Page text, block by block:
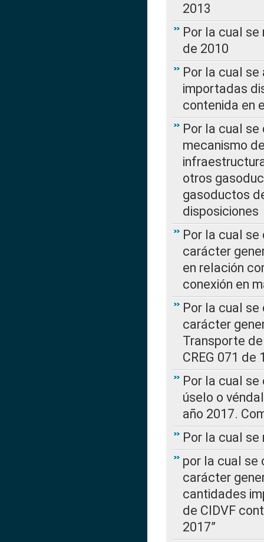
2013
Por la cual se
de 2010
Por la cual
importadas
contenida en
Por la cual se
mecanismo
otros
gasoductos
disposiciones
Por la cual
carácter
en relación
conexión en
Por la cual
carácter
Transporte
CREG 071 de
Por la cual
úselo o
año 2017.
Por la cual se
por la cual se
carácter
cantidades
de CIDVF
2017”